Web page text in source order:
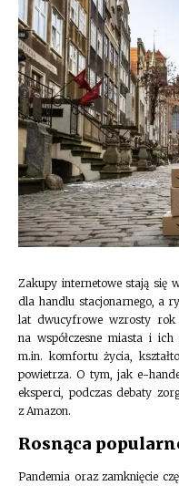
Zakupy internetowe stają się
dla handlu stacjonarnego, a
lat dwucyfrowe wzrosty rok
na współczesne miasta i
m.in. komfortu życia,
powietrza. O tym, jak e-
eksperci, podczas debaty
z Amazon.
Rosnąca
Pandemia oraz zamknięcie